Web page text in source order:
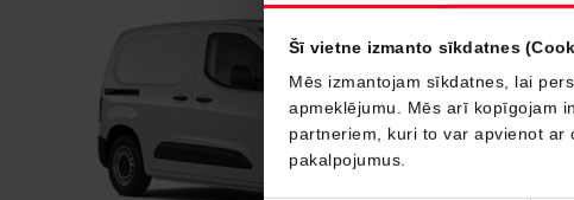
Šī vietne izmanto sīkdatnes
Mēs izmantojam sīkdatnes, lai
apmeklējumu. Mēs arī kopīgojam
partneriem, kuri to var apvienot ar
pakalpojumus.
Drīzumā